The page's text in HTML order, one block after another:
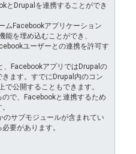
とDrupalを連携することができ
ムFacebookアプリケーション
能を埋め込むことができ、
ユーザーとの連携を許可す
FacebookアプリではDrupalの
ます。すでにDrupal内のコン
公開することもできます。
で、Facebookと連携するため
サブモジュールが含まれてい
要があります。